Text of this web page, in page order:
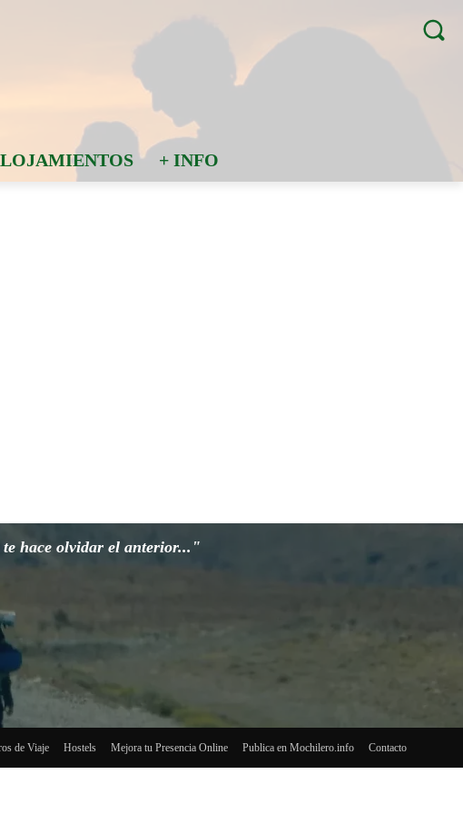
+ INFO
te hace olvidar el anterior..."
de Viaje Hostels Mejora tu Presencia Online Publica en Mochilero.info Contacto